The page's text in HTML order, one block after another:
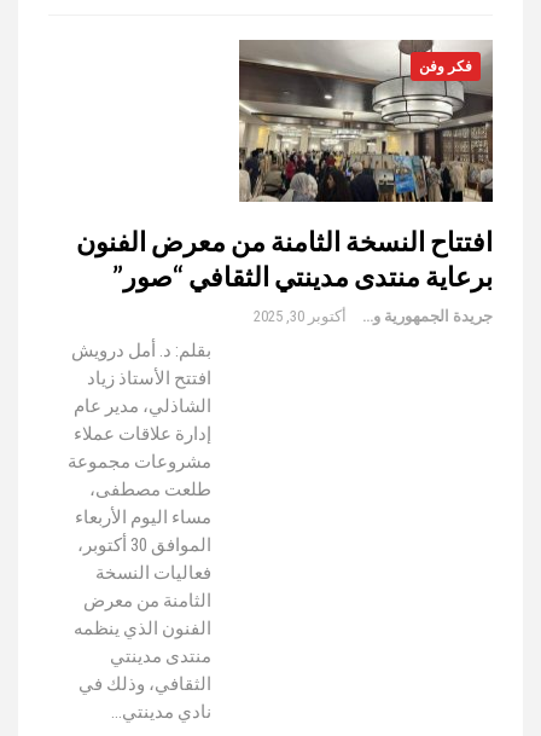
فكر وفن
افتتاح النسخة الثامنة من معرض الفنون
برعاية منتدى مدينتي الثقافي “صور”
جريدة الجمهورية والعالم أكتوبر 30, 2025
بقلم: د. أمل درويش
افتتح الأستاذ زياد
الشاذلي، مدير عام
إدارة علاقات عملاء
مشروعات مجموعة
طلعت مصطفى،
مساء اليوم الأربعاء
الموافق 30 أكتوبر،
فعاليات النسخة
الثامنة من معرض
الفنون الذي ينظمه
منتدى مدينتي
الثقافي، وذلك في
نادي مدينتي…